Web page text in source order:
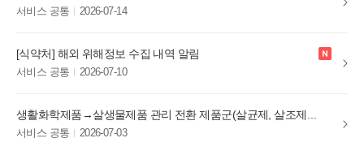
서비스 공통 2026-07-14
서비스 공통
[식약처] 해외 위해정보 수집 내역 알림
2026-07-10
서비스 공통
생활화학제품→살생물제품 관리 전환 제품군(살균제, 살조제, 기피제) 관련 재안내
2026-07-03